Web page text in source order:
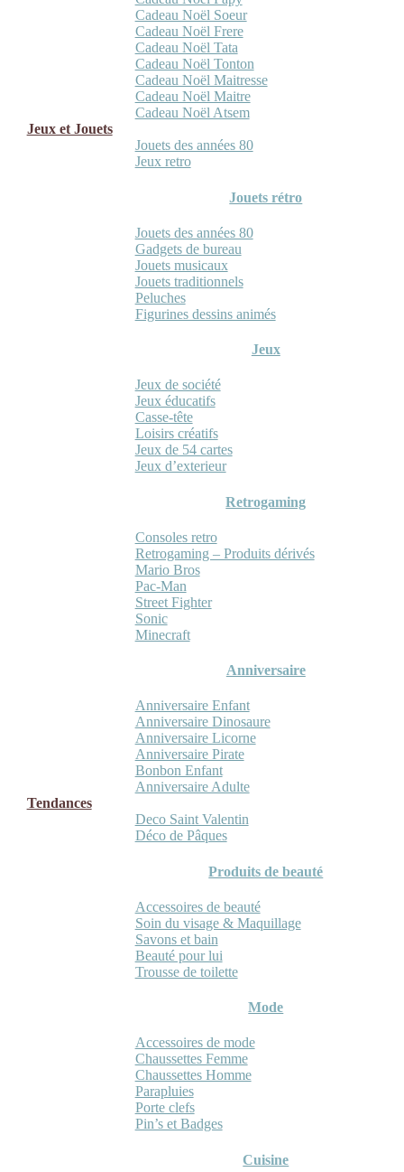
Cadeau Noël Soeur
Cadeau Noël Frere
Cadeau Noël Tata
Cadeau Noël Tonton
Cadeau Noël Maitresse
Cadeau Noël Maitre
Cadeau Noël Atsem
Jeux et Jouets
Jouets des années 80
Jeux retro
Jouets rétro
Jouets des années 80
Gadgets de bureau
Jouets musicaux
Jouets traditionnels
Peluches
Figurines dessins animés
Jeux
Jeux de société
Jeux éducatifs
Casse-tête
Loisirs créatifs
Jeux de 54 cartes
Jeux d’exterieur
Retrogaming
Consoles retro
Retrogaming – Produits dérivés
Mario Bros
Pac-Man
Street Fighter
Sonic
Minecraft
Anniversaire
Anniversaire Enfant
Anniversaire Dinosaure
Anniversaire Licorne
Anniversaire Pirate
Bonbon Enfant
Anniversaire Adulte
Tendances
Deco Saint Valentin
Déco de Pâques
Produits de beauté
Accessoires de beauté
Soin du visage & Maquillage
Savons et bain
Beauté pour lui
Trousse de toilette
Mode
Accessoires de mode
Chaussettes Femme
Chaussettes Homme
Parapluies
Porte clefs
Pin’s et Badges
Cuisine